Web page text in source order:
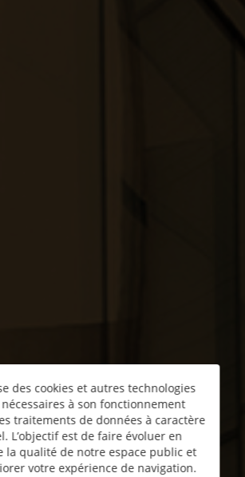
des cookies et autres technologies
à son fonctionnement
traitements de données à caractère
L’objectif est de faire évoluer en
la qualité de notre espace public et
votre expérience de navigation.